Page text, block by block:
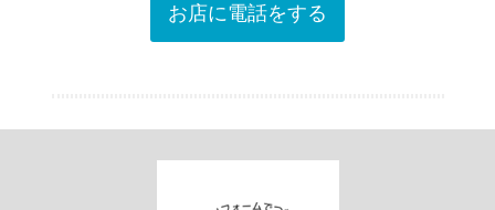
お店に電話をする